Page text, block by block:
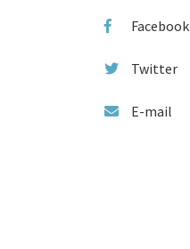
Facebook
Twitter
E-mail